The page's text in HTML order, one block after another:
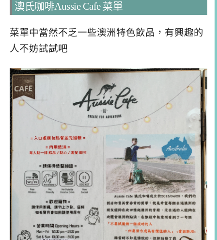
澳氏咖啡Aussie Cafe 菜單
菜單中當然不乏一些澳洲特色飲品，有興趣的
人不妨試試吧